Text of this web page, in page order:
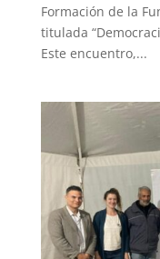
Formación de la
titulada
Este encuentro,...